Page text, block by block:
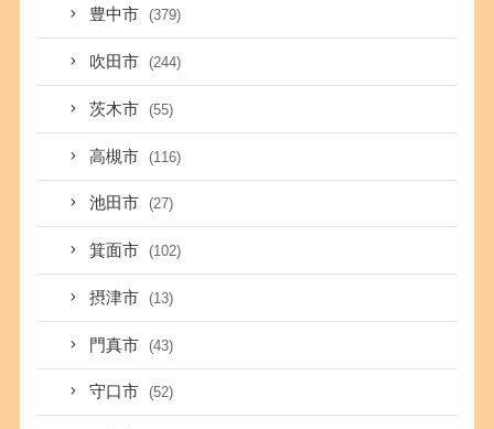
豊中市 (379)
吹田市 (244)
茨木市 (55)
高槻市 (116)
池田市 (27)
箕面市 (102)
摂津市 (13)
門真市 (43)
守口市 (52)